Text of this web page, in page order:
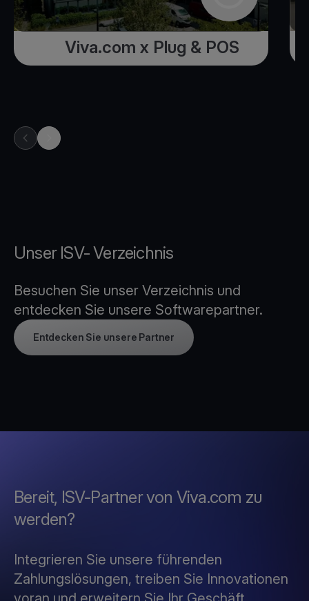
Viva.com x Plug & POS
previous item in carousel
next item in carousel
Unser ISV- Verzeichnis
Besuchen Sie unser Verzeichnis und
entdecken Sie unsere Softwarepartner.
Entdecken Sie unsere Partner
Bereit, ISV-Partner von Viva.com zu
werden?
Integrieren Sie unsere führenden
Zahlungslösungen, treiben Sie Innovationen